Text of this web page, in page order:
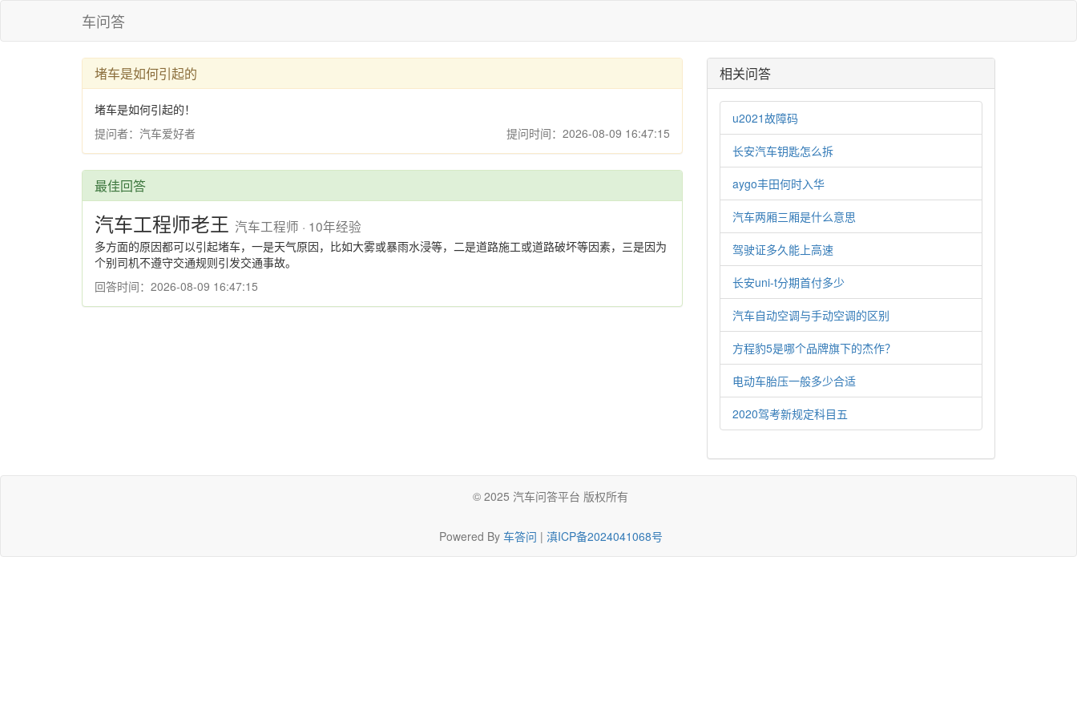
车问答
堵车是如何引起的
堵车是如何引起的！
提问者：汽车爱好者
提问时间：2026-08-09 16:47:15
最佳回答
汽车工程师老王 汽车工程师 · 10年经验
多方面的原因都可以引起堵车，一是天气原因，比如大雾或暴雨水浸等，二是道路施工或道路破坏等因素，三是因为
个别司机不遵守交通规则引发交通事故。
回答时间：2026-08-09 16:47:15
相关问答
u2021故障码
长安汽车钥匙怎么拆
aygo丰田何时入华
汽车两厢三厢是什么意思
驾驶证多久能上高速
长安uni-t分期首付多少
汽车自动空调与手动空调的区别
方程豹5是哪个品牌旗下的杰作？
电动车胎压一般多少合适
2020驾考新规定科目五
© 2025 汽车问答平台 版权所有
Powered By 车答问 | 滇ICP备2024041068号